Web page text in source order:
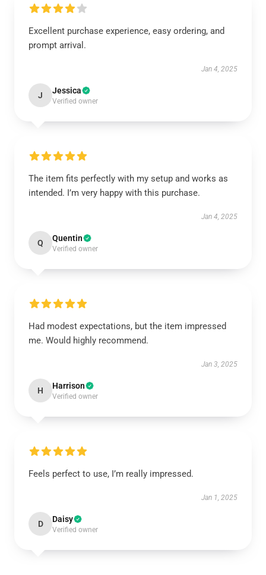
Excellent purchase experience, easy ordering, and
prompt arrival.
Jan 4, 2025
J Jessica
Verified owner
The item fits perfectly with my setup and works as
intended. I’m very happy with this purchase.
Jan 4, 2025
Q Quentin
Verified owner
Had modest expectations, but the item impressed
me. Would highly recommend.
Jan 3, 2025
H Harrison
Verified owner
Feels perfect to use, I’m really impressed.
Jan 1, 2025
D Daisy
Verified owner